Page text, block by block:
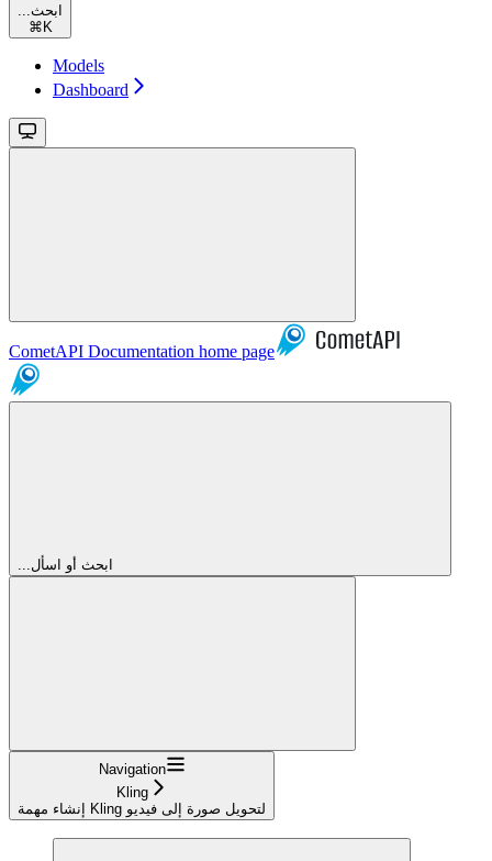
...ابحث
⌘ K
Models
Dashboard
CometAPI Documentation home page
...ابحث أو اسأل
Navigation
Kling
إنشاء مهمة Kling لتحويل صورة إلى فيديو